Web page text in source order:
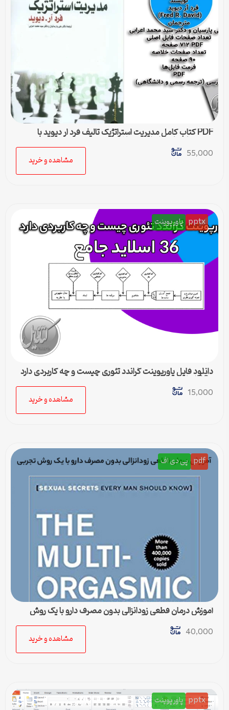
PDF کتاب کامل مدیریت استراتژیک تالیف فرد ار دیوید با
ترجمه پارسیان و اعرابی + خلاصه
55,000
مشاهده و خرید
pptx پاورپوینت
دانلود فایل پاورپوینت گراندد تئوری چیست و چه کاربردی دارد
15,000
مشاهده و خرید
pdf پی دی اف
آموزش درمان قطعی زودانزالی بدون مصرف دارو با یک روش
تجربی
40,000
مشاهده و خرید
pptx پاورپوینت